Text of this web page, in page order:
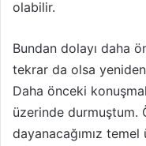
olabilir.
Bundan dolayı daha
tekrar da olsa
Daha önceki
üzerinde durmuştum.
dayanacağımız temel